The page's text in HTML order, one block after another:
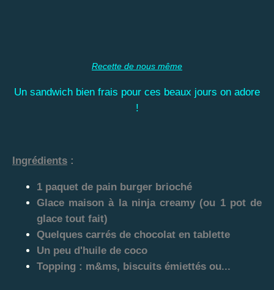
Recette de nous même
Un sandwich bien frais pour ces beaux jours on adore
!
Ingrédients :
1 paquet de pain burger brioché
Glace maison à la ninja creamy (ou 1 pot de
glace tout fait)
Quelques carrés de chocolat en tablette
Un peu d'huile de coco
Topping : m&ms, biscuits émiettés ou...